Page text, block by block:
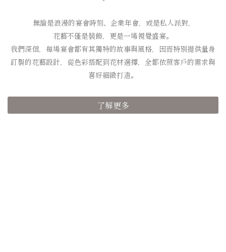
無論是浪漫的宴會時刻、企業年會，或是私人派對，
花藝不僅是裝飾，更是一場視覺盛宴。
我們深信，每場宴會都有其獨特的故事與風格，因而特別提供量身
訂製的花藝設計，從色彩搭配到花材選擇，全都依照客戶的需求與
喜好細緻打造。
了解更多